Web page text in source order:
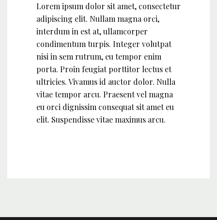
Lorem ipsum dolor sit amet, consectetur
adipiscing elit. Nullam magna orci,
interdum in est at, ullamcorper
condimentum turpis. Integer volutpat
nisi in sem rutrum, eu tempor enim
porta. Proin feugiat porttitor lectus et
ultricies. Vivamus id auctor dolor. Nulla
vitae tempor arcu. Praesent vel magna
eu orci dignissim consequat sit amet eu
elit. Suspendisse vitae maximus arcu.